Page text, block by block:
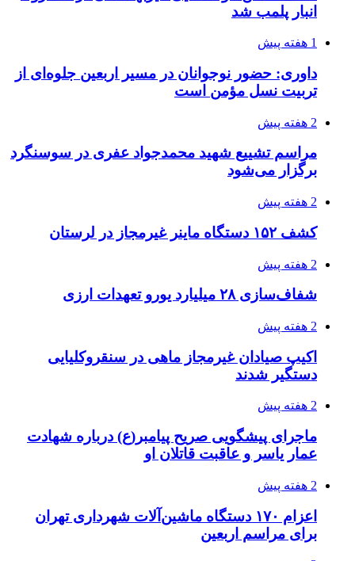
انبار پلمب شد
1 هفته پیش
داوری: حضور نوجوانان در مسیر اربعین جلوه‌ای از
تربیت نسل مؤمن است
2 هفته پیش
مراسم تشییع شهید محمدجواد عفری در سوسنگرد
برگزار می‌شود
2 هفته پیش
کشف ۱۵۲ دستگاه ماینر غیرمجاز در لرستان
2 هفته پیش
شفاف‌سازی ۲۸ میلیارد یورو تعهدات ارزی
2 هفته پیش
اکیپ صیادان غیرمجاز ماهی در سنقروکلیایی
دستگیر شدند
2 هفته پیش
ماجرای پیشگویی صریح پیامبر(ع) درباره شهادت
عمار یاسر و عاقبت قاتلان او
2 هفته پیش
اعزام ۱۷۰ دستگاه ماشین‌آلات شهرداری تهران
برای مراسم اربعین